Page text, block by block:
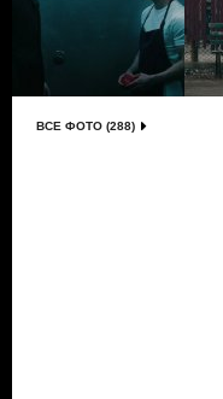
ВСЕ ФОТО (288)